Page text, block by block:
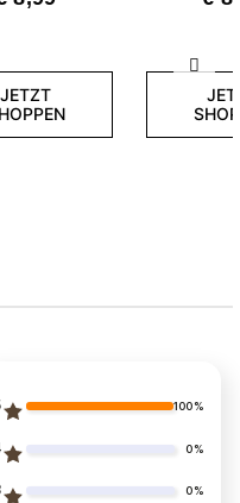
JETZT
100%
0%
0%